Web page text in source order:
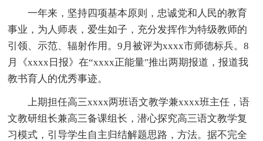
一年来，坚持四项基本原则，忠诚党和人民的教育
事业，为人师表，爱生如子，充分发挥作为特级教师的
引领、示范、辐射作用。9月被评为xxxx市师德标兵。8
月《xxxx日报》在“xxxx正能量"推出两期报道，报道我
教书育人的优秀事迹。
上期担任高三xxxx两班语文教学兼xxxx班主任，语
文教研组长兼高三备课组长，潜心探究高三语文教学复
习模式，引导学生自主归结解题思路，方法。据不完全